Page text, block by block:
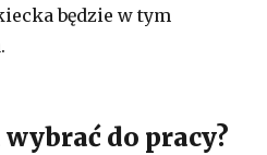
będzie w tym
do pracy?